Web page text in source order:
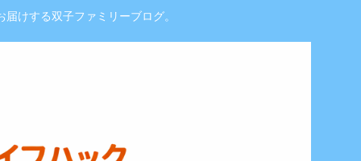
けする双子ファミリーブログ。